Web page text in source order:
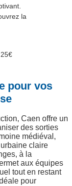
la
pour vos
Caen offre un
des sorties
médiéval,
claire
à la
aux équipes
tout en restant
pour